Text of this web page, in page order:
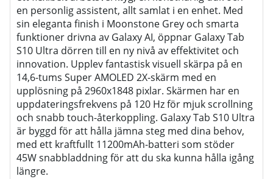
en personlig assistent, allt samlat i en enhet. Med
sin eleganta finish i Moonstone Grey och smarta
funktioner drivna av Galaxy AI, öppnar Galaxy Tab
S10 Ultra dörren till en ny nivå av effektivitet och
innovation. Upplev fantastisk visuell skärpa på en
14,6-tums Super AMOLED 2X-skärm med en
upplösning på 2960x1848 pixlar. Skärmen har en
uppdateringsfrekvens på 120 Hz för mjuk scrollning
och snabb touch-återkoppling. Galaxy Tab S10 Ultra
är byggd för att hålla jämna steg med dina behov,
med ett kraftfullt 11200mAh-batteri som stöder
45W snabbladdning för att du ska kunna hålla igång
längre.